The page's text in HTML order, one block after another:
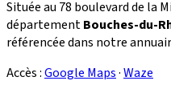
Située au 78 boulevard de la
départementBouches-du-
référencée dans notre
Accès :Google Maps·Waze